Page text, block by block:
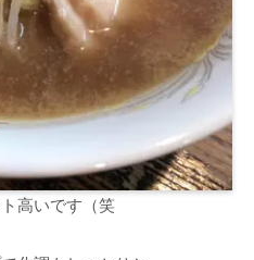
高いです（笑